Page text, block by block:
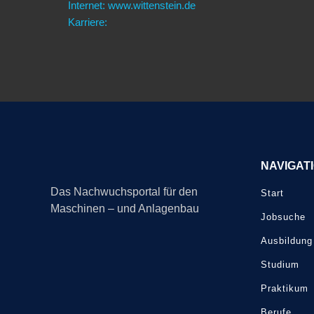
Internet: www.wittenstein.de
Karriere:
Das Nachwuchsportal für den
Maschinen – und Anlagenbau
Start
Jobsuche
Ausbildung
Studium
Praktikum